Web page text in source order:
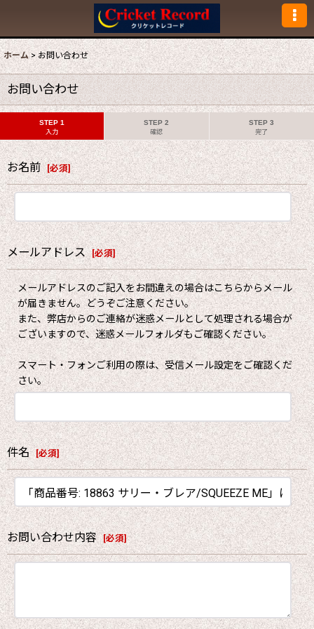
ホーム > お問い合わせ
お問い合わせ
STEP 1
入力
STEP 2
確認
STEP 3
完了
お名前 [必須]
メールアドレス [必須]
メールアドレスのご記入をお間違えの場合はこちらからメール
が届きません。どうぞご注意ください。
また、弊店からのご連絡が迷惑メールとして処理される場合が
ございますので、迷惑メールフォルダもご確認ください。
スマート・フォンご利用の際は、受信メール設定をご確認くだ
さい。
件名 [必須]
お問い合わせ内容 [必須]